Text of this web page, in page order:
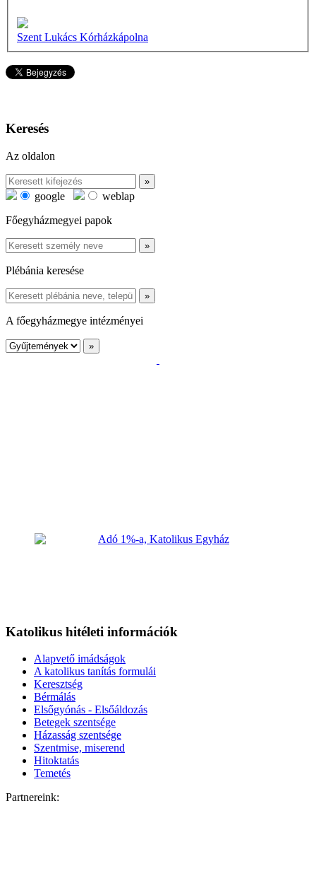
Szent Lukács Kórházkápolna
Keresés
Az oldalon
google
weblap
Főegyházmegyei papok
Plébánia keresése
A főegyházmegye intézményei
Katolikus hitéleti információk
Alapvető imádságok
A katolikus tanítás formulái
Keresztség
Bérmálás
Elsőgyónás - Elsőáldozás
Betegek szentsége
Házasság szentsége
Szentmise, miserend
Hitoktatás
Temetés
Partnereink: